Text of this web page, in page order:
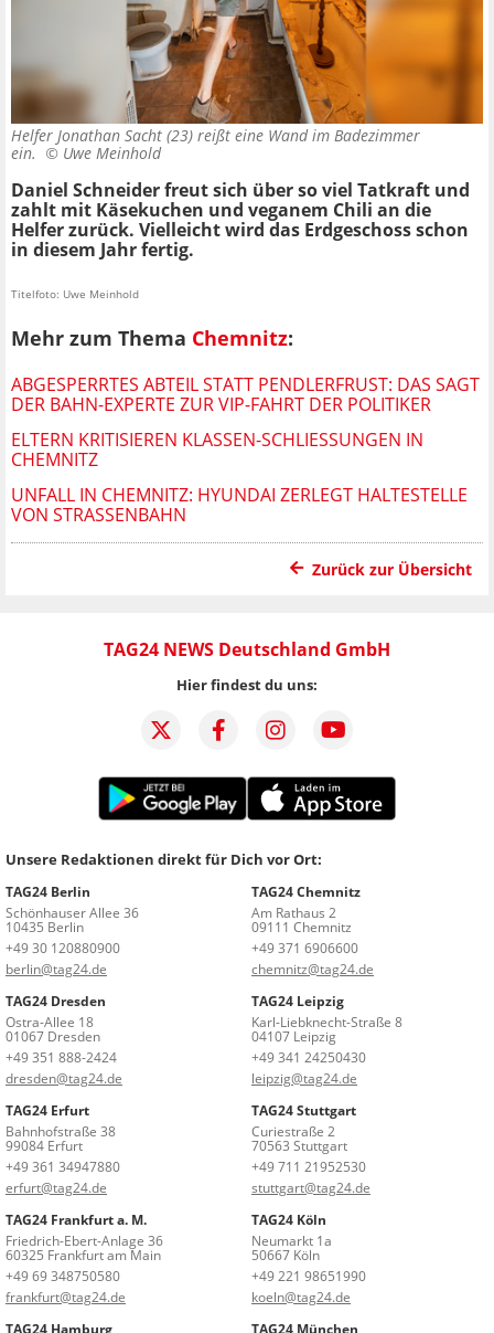
Helfer Jonathan Sacht (23) reißt eine Wand im Badezimmer
ein. © Uwe Meinhold
Daniel Schneider freut sich über so viel Tatkraft und
zahlt mit Käsekuchen und veganem Chili an die
Helfer zurück. Vielleicht wird das Erdgeschoss schon
in diesem Jahr fertig.
Titelfoto: Uwe Meinhold
Mehr zum Thema Chemnitz:
ABGESPERRTES ABTEIL STATT PENDLERFRUST: DAS SAGT
DER BAHN-EXPERTE ZUR VIP-FAHRT DER POLITIKER
ELTERN KRITISIEREN KLASSEN-SCHLIESSUNGEN IN C
HEMNITZ
UNFALL IN CHEMNITZ: HYUNDAI ZERLEGT HALTESTELLE
VON STRASSENBAHN
Zurück zur Übersicht
TAG24 NEWS Deutschland GmbH
Hier findest du uns:
Unsere Redaktionen direkt für Dich vor Ort:
TAG24 Berlin
Schönhauser Allee 36
10435 Berlin
+49 30 120880900
berlin@tag24.de
TAG24 Chemnitz
Am Rathaus 2
09111 Chemnitz
+49 371 6906600
chemnitz@tag24.de
TAG24 Dresden
Ostra-Allee 18
01067 Dresden
+49 351 888-2424
dresden@tag24.de
TAG24 Leipzig
Karl-Liebknecht-Straße 8
04107 Leipzig
+49 341 24250430
leipzig@tag24.de
TAG24 Erfurt
Bahnhofstraße 38
99084 Erfurt
+49 361 34947880
erfurt@tag24.de
TAG24 Stuttgart
Curiestraße 2
70563 Stuttgart
+49 711 21952530
stuttgart@tag24.de
TAG24 Frankfurt a. M.
Friedrich-Ebert-Anlage 36
60325 Frankfurt am Main
+49 69 348750580
frankfurt@tag24.de
TAG24 Köln
Neumarkt 1a
50667 Köln
+49 221 98651990
koeln@tag24.de
TAG24 Hamburg
TAG24 München